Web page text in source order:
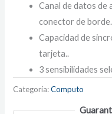
Canal de datos de
conector de borde.
Capacidad de
tarjeta..
3 sensibilidades
Categoría:Computo